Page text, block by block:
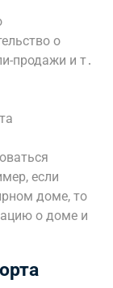
о
продажи и т․
если
доме, то
о доме и